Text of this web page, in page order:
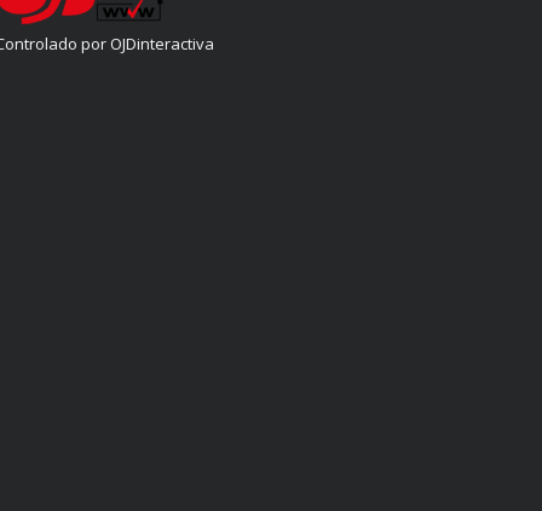
por OJDinteractiva